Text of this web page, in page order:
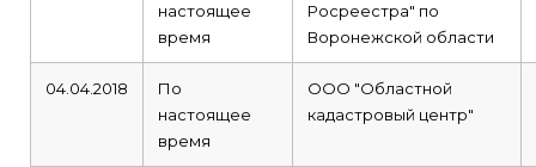
настоящее
время
Росреестра" по
Воронежской области
04.04.2018
По
настоящее
время
ООО "Областной
кадастровый центр"